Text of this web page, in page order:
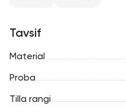
Tavsif
Material
Proba
Tilla rangi